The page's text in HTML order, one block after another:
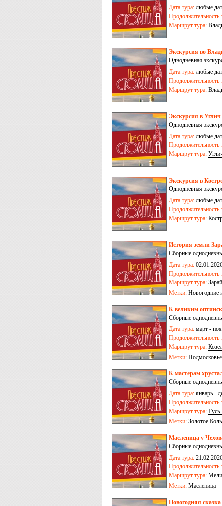
Дата тура: любые
Продолжительность
Маршрут тура:
Экскурсия во
Однодневная
Дата тура: любые
Продолжительность
Маршрут тура:
Экскурсия в Углич
Однодневная
Дата тура: любые
Продолжительность
Маршрут тура:
Экскурсия в
Однодневная
Дата тура: любые
Продолжительность
Маршрут тура:
История земли
Сборные
Дата тура:
Продолжительность
Маршрут тура:
Метки: Новогодние
К великим
Сборные
Дата тура: март -
Продолжительность
Маршрут тура:
Метки: Подмосковье
К мастерам
Сборные
Дата тура: январь -
Продолжительность
Маршрут тура: Гусь
Метки: Золотое
Масленица у
Сборные
Дата тура: 21.02.2026
Продолжительность
Маршрут тура:
Метки: Масленица
Новогодняя